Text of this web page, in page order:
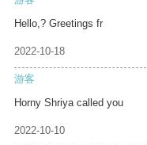
Hello,? Greetings fr
2022-10-18
游客
Horny Shriya called you
2022-10-10